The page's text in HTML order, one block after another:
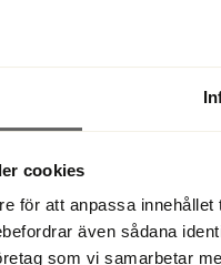
cookies
för att anpassa
även sådana
som vi samarbetar
utredningsarbete som
Efter
därefter ska fatta